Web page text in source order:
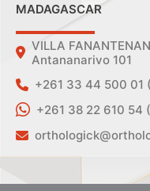
MADAGASCAR
VILLA
Antananarivo 101
+261 33 44 500 01
+261 38 22 610 54